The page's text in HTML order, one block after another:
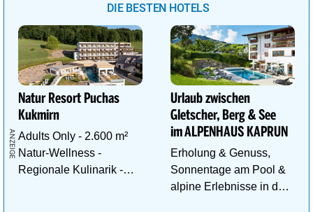
DIE BESTEN HOTELS
Natur Resort Puchas
Kukmirn
Adults Only - 2.600 m²
Natur-Wellness -
Regionale Kulinarik -
Urlaub zwischen
Gletscher, Berg & See
im ALPENHAUS KAPRUN
Erholung & Genuss,
Sonnentage am Pool &
alpine Erlebnisse in den